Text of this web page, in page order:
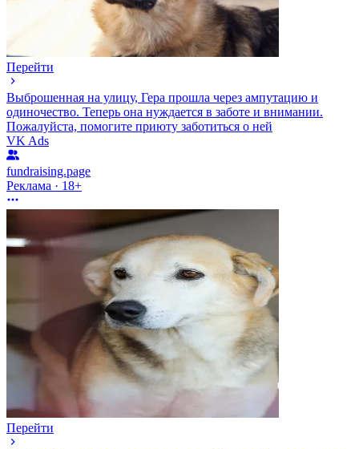
Перейти
Выброшенная на улицу, Гера прошла через ампутацию и
одиночество. Теперь она нуждается в заботе и внимании.
Пожалуйста, помогите приюту заботиться о ней
VK Ads
fundraising.page
Реклама · 18+
Перейти